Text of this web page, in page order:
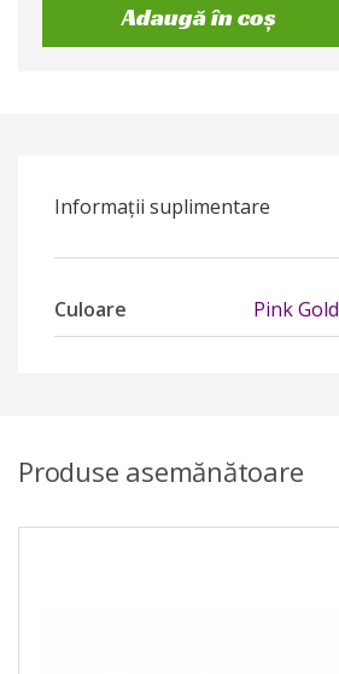
Adaugă în coș
Informații suplimentare
Culoare Pink Gold
Produse asemănătoare